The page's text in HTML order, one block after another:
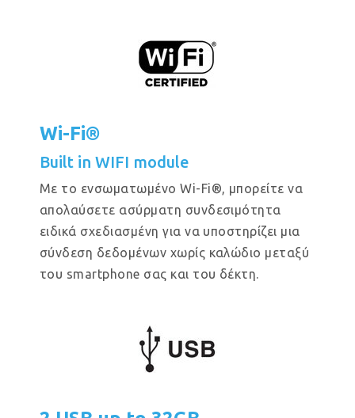
Wi-Fi®
Built in WIFI module
Με το ενσωματωμένο Wi-Fi®, μπορείτε να
απολαύσετε ασύρματη συνδεσιμότητα
ειδικά σχεδιασμένη για να υποστηρίζει μια
σύνδεση δεδομένων χωρίς καλώδιο μεταξύ
του smartphone σας και του δέκτη.